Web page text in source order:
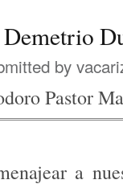
by
Pastor
a